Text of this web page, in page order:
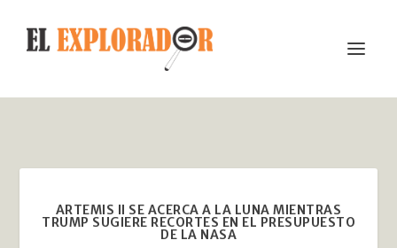
ARTEMIS II SE ACERCA A LA LUNA MIENTRAS
TRUMP SUGIERE RECORTES EN EL PRESUPUESTO
DE LA NASA